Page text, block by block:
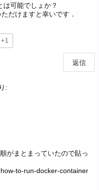
は可能でしょか？
だけますと幸いです．
+1
返信
:
がまとまっていたので貼っ
to-run-docker-container